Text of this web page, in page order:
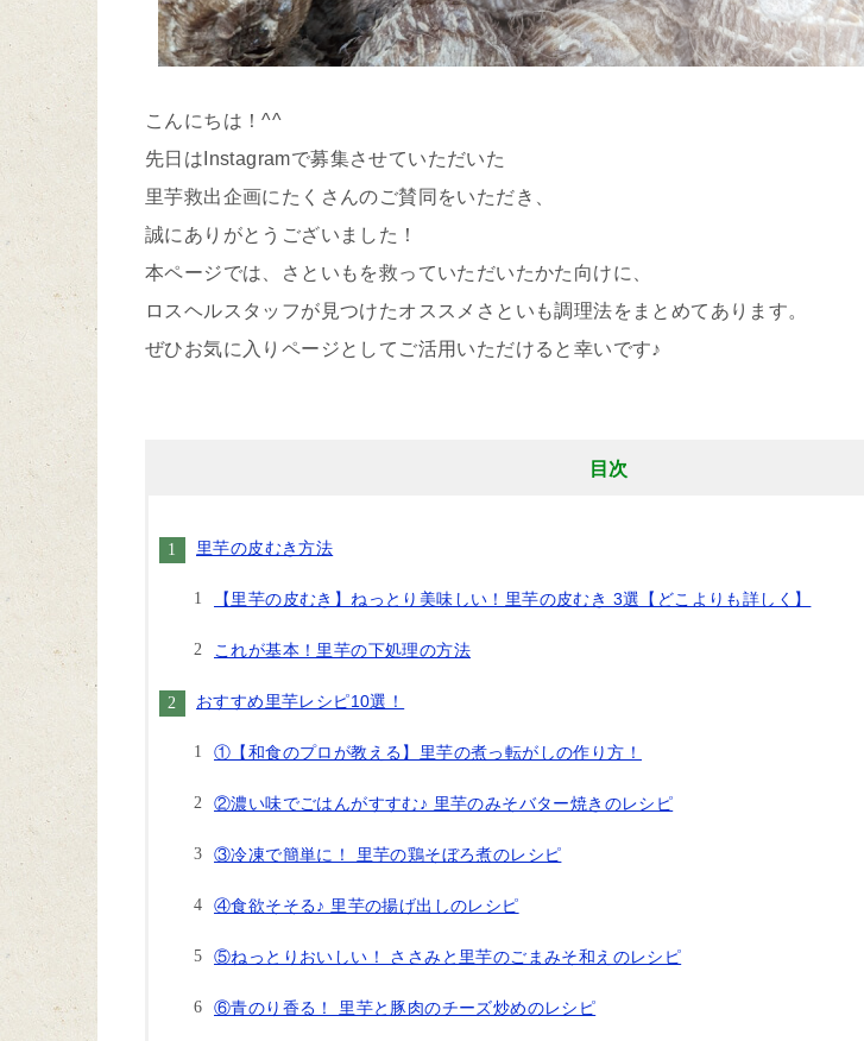
こんにちは！^^
先日はInstagramで募集させていただいた
里芋救出企画にたくさんのご賛同をいただき、
誠にありがとうございました！
本ページでは、さといもを救っていただいたかた向けに、
ロスヘルスタッフが見つけたオススメさといも調理法をまとめてあります。
ぜひお気に入りページとしてご活用いただけると幸いです♪
目次
里芋の皮むき方法
【里芋の皮むき】ねっとり美味しい！里芋の皮むき 3選【どこよりも詳しく】
これが基本！里芋の下処理の方法
おすすめ里芋レシピ10選！
①【和食のプロが教える】里芋の煮っ転がしの作り方！
②濃い味でごはんがすすむ♪ 里芋のみそバター焼きのレシピ
③冷凍で簡単に！ 里芋の鶏そぼろ煮のレシピ
④食欲そそる♪ 里芋の揚げ出しのレシピ
⑤ねっとりおいしい！ ささみと里芋のごまみそ和えのレシピ
⑥青のり香る！ 里芋と豚肉のチーズ炒めのレシピ